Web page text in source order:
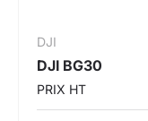
DJI
DJI BG30
PRIX HT